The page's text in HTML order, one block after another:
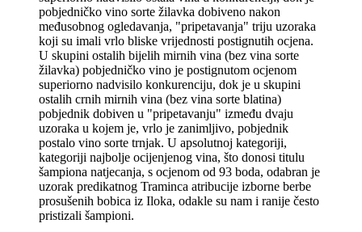
pobjedničko vino sorte žilavka dobiveno nakon
međusobnog ogledavanja, "pripetavanja" triju uzoraka
koji su imali vrlo bliske vrijednosti postignutih ocjena.
U skupini ostalih bijelih mirnih vina (bez vina sorte
žilavka) pobjedničko vino je postignutom ocjenom
superiorno nadvisilo konkurenciju, dok je u skupini
ostalih crnih mirnih vina (bez vina sorte blatina)
pobjednik dobiven u "pripetavanju" između dvaju
uzoraka u kojem je, vrlo je zanimljivo, pobjednik
postalo vino sorte trnjak. U apsolutnoj kategoriji,
kategoriji najbolje ocijenjenog vina, što donosi titulu
šampiona natjecanja, s ocjenom od 93 boda, odabran je
uzorak predikatnog Traminca atribucije izborne berbe
prosušenih bobica iz Iloka, odakle su nam i ranije često
pristizali šampioni.